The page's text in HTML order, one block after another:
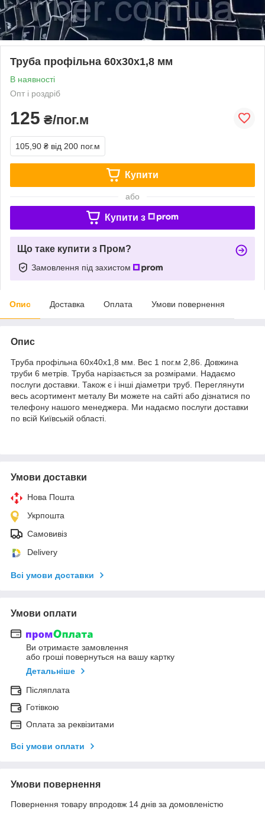
Труба профільна 60х30х1,8 мм
В наявності
Опт і роздріб
125 ₴/пог.м
105,90 ₴ від 200 пог.м
Купити
або
Купити з
Що таке купити з Пром?
Замовлення під захистом
Опис Доставка Оплата Умови повернення
Опис
Труба профільна 60х40х1,8 мм. Вес 1 пог.м 2,86. Довжина
труби 6 метрів. Труба нарізається за розмірами. Надаємо
послуги доставки. Також є і інші діаметри труб. Переглянути
весь асортимент металу Ви можете на сайті або дізнатися по
телефону нашого менеджера. Ми надаємо послуги доставки
по всій Київській області.
Умови доставки
Нова Пошта
Укрпошта
Самовивіз
Delivery
Всі умови доставки
Умови оплати
Ви отримаєте замовлення
або гроші повернуться на вашу картку
Детальніше
Післяплата
Готівкою
Оплата за реквізитами
Всі умови оплати
Умови повернення
Повернення товару впродовж 14 днів за домовленістю